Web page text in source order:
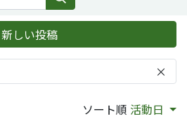
×
新しい投稿
ソート順 活動日